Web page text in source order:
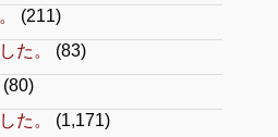
(211)
た。
(83)
(80)
た。
(1,171)